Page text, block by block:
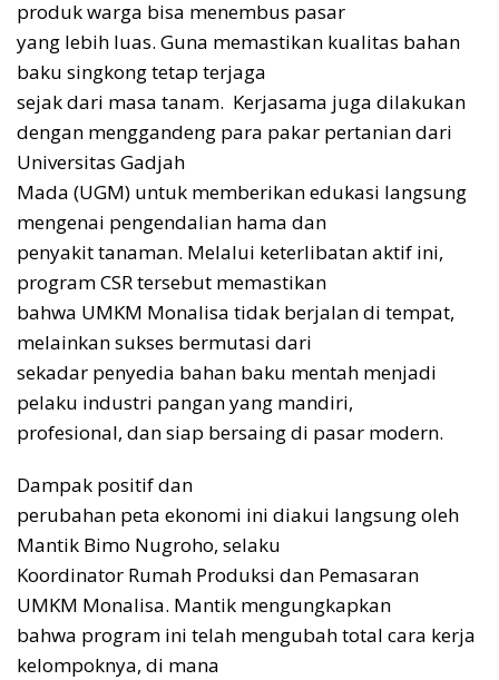
produk warga bisa menembus pasar
yang lebih luas. Guna memastikan kualitas bahan
baku singkong tetap terjaga
sejak dari masa tanam. Kerjasama juga dilakukan
dengan menggandeng para pakar pertanian dari
Universitas Gadjah
Mada (UGM) untuk memberikan edukasi langsung
mengenai pengendalian hama dan
penyakit tanaman. Melalui keterlibatan aktif ini,
program CSR tersebut memastikan
bahwa UMKM Monalisa tidak berjalan di tempat,
melainkan sukses bermutasi dari
sekadar penyedia bahan baku mentah menjadi
pelaku industri pangan yang mandiri,
profesional, dan siap bersaing di pasar modern.
Dampak positif dan
perubahan peta ekonomi ini diakui langsung oleh
Mantik Bimo Nugroho, selaku
Koordinator Rumah Produksi dan Pemasaran
UMKM Monalisa. Mantik mengungkapkan
bahwa program ini telah mengubah total cara kerja
kelompoknya, di mana